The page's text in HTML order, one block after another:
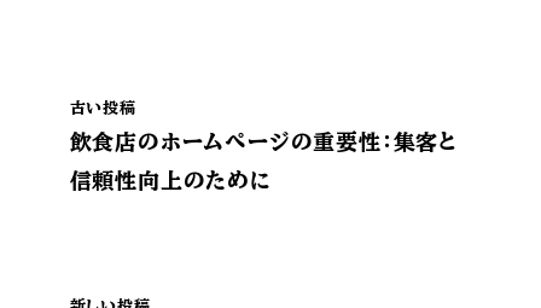
古い投稿
飲食店のホームページの重要性：集客と
信頼性向上のために